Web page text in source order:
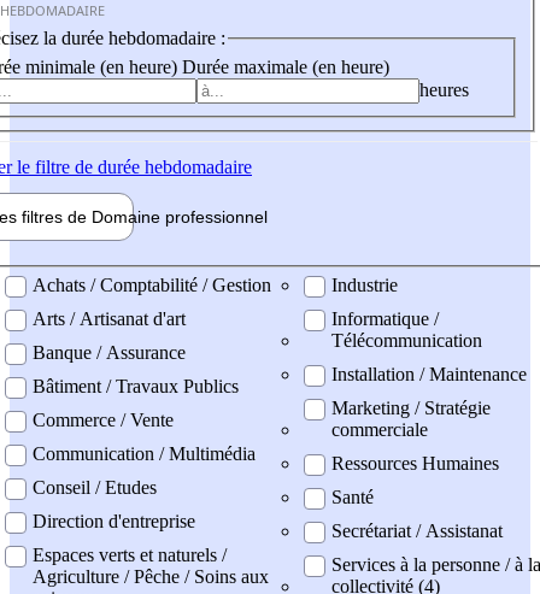
la durée hebdomadaire :
minimale (en heure) Durée maximale (en heure)
heures
le filtre de durée hebdomadaire
filtres de Domaine professionnel
professionel
Achats / Comptabilité / Gestion
Arts / Artisanat d'art
Banque / Assurance
Bâtiment / Travaux Publics
Commerce / Vente
Communication / Multimédia
Conseil / Etudes
Direction d'entreprise
Espaces verts et naturels /
Agriculture / Pêche / Soins aux
Industrie
Informatique /
Télécommunication
Installation / Maintenance
Marketing / Stratégie
commerciale
Ressources Humaines
Santé
Secrétariat / Assistanat
Services à la personne / à la
collectivité (4)